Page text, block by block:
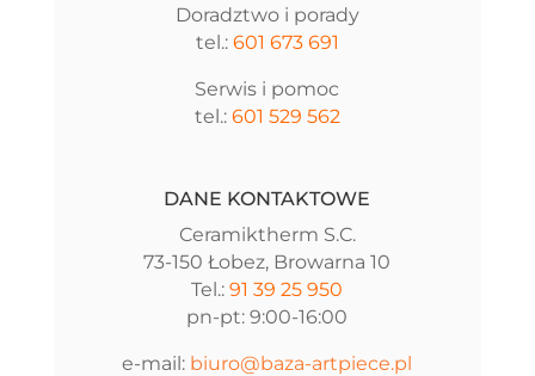
Doradztwo i porady
tel.: 601 673 691
Serwis i pomoc
tel.: 601 529 562
DANE KONTAKTOWE
Ceramiktherm S.C.
73-150 Łobez, Browarna 10
Tel.:91 39 25 950
pn-pt: 9:00-16:00
e-mail: biuro@baza-artpiece.pl